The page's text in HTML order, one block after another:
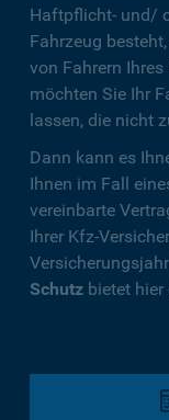
Haftpflicht- und/
Fahrzeug
von Fahrern
möchten Sie Ihr
lassen, die nicht
Dann kann es
Ihnen im Fall
vereinbarte
Ihrer Kfz-
Schutz bietet hier